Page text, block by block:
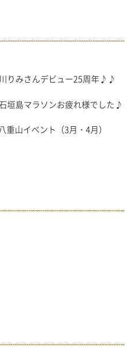
りみさんデビュー25周年♪♪
垣島マラソンお疲れ様でした♪
山イベント（3月・4月）